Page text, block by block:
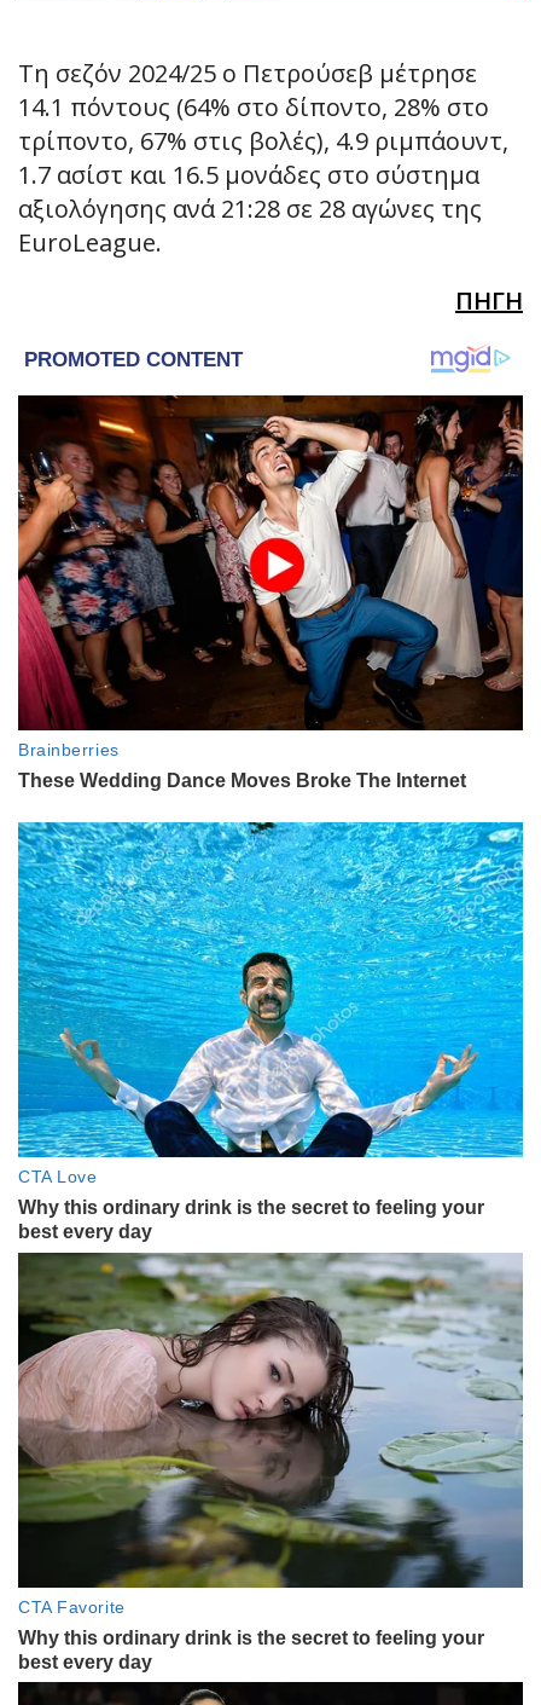
Τη σεζόν 2024/25 ο Πετρούσεβ μέτρησε
14.1 πόντους (64% στο δίποντο, 28% στο
τρίποντο, 67% στις βολές), 4.9 ριμπάουντ,
1.7 ασίστ και 16.5 μονάδες στο σύστημα
αξιολόγησης ανά 21:28 σε 28 αγώνες της
EuroLeague.
ΠΗΓΗ